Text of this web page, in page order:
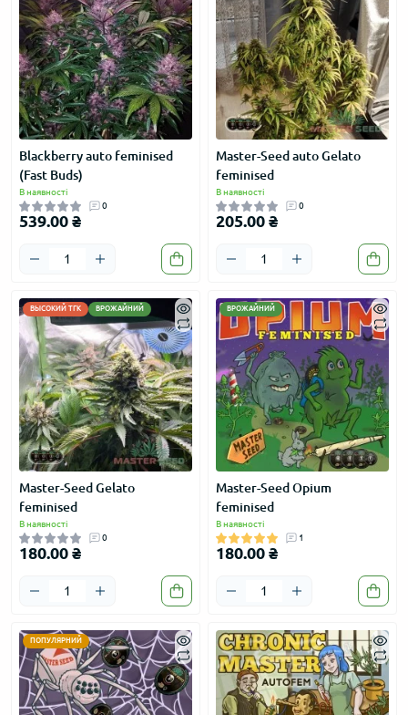
Blackberry auto feminised
(Fast Buds)
В наявності
0
539.00 ₴
Master-Seed auto Gelato
feminised
В наявності
0
205.00 ₴
ВЫСОКИЙ ТГК ВРОЖАЙНИЙ
Master-Seed Gelato
feminised
В наявності
0
180.00 ₴
ВРОЖАЙНИЙ
Master-Seed Opium
feminised
В наявності
1
180.00 ₴
ПОПУЛЯРНИЙ